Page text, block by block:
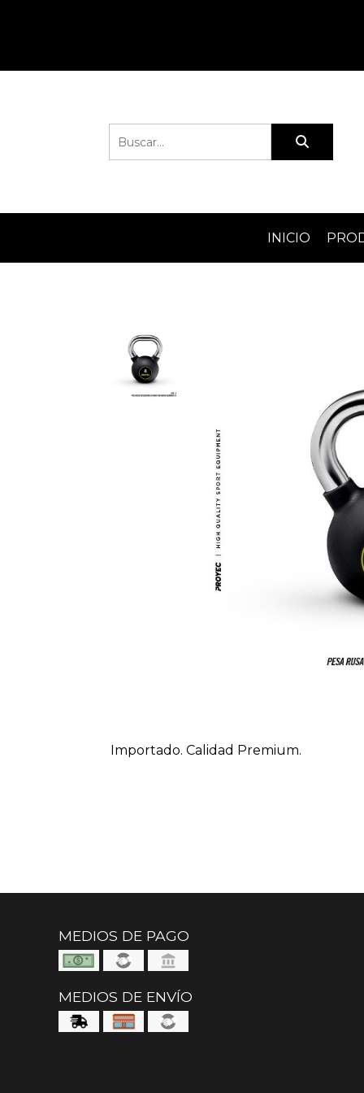
INICIO
Importado. Calidad Premium.
MEDIOS DE PAGO
MEDIOS DE ENVÍO